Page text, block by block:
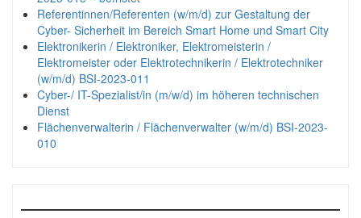
Referentinnen/Referenten (w/m/d) zur Gestaltung der
Cyber- Sicherheit im Bereich Smart Home und Smart City
Elektronikerin / Elektroniker, Elektromeisterin /
Elektromeister oder Elektrotechnikerin / Elektrotechniker
(w/m/d) BSI-2023-011
Cyber-/ IT-Spezialist/in (m/w/d) im höheren technischen
Dienst
Flächenverwalterin / Flächenverwalter (w/m/d) BSI-2023-
010